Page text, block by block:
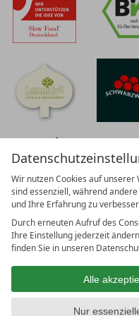
Wir nutzen Cookies auf unserer
sind essenziell, während
und Ihre Erfahrung zu
Durch erneuten Aufruf des
Ihre Einstellung jederzeit
finden Sie in unseren
Alle
Nur